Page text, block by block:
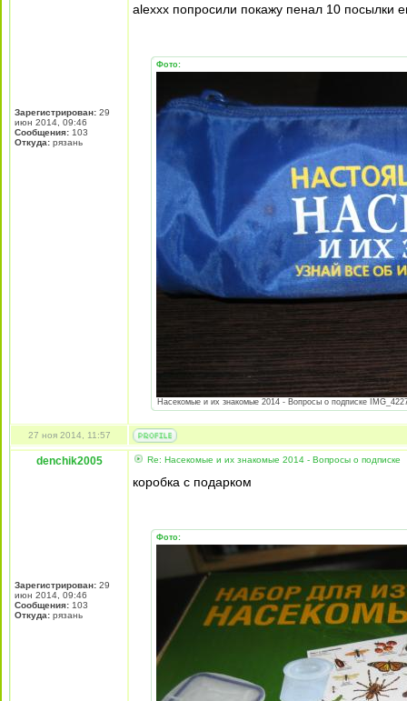
Зарегистрирован: 29
июн 2014, 09:46
Сообщения: 103
Откуда: рязань
alexxx попросили покажу пенал 10 посылки
Фото:
Насекомые и их знакомые 2014 - Вопросы о подписке
27 ноя 2014, 11:57
denchik2005
Зарегистрирован: 29
июн 2014, 09:46
Сообщения: 103
Откуда: рязань
Re: Насекомые и их знакомые 2014 - Вопросы о подписке
коробка с подарком
Фото: